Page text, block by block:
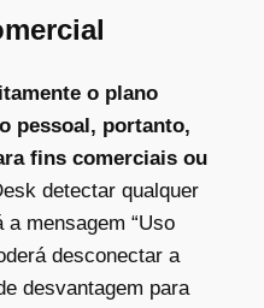
o plano
pessoal, portanto,
fins comerciais ou
detectar qualquer
mensagem “Uso
desconectar a
desvantagem para